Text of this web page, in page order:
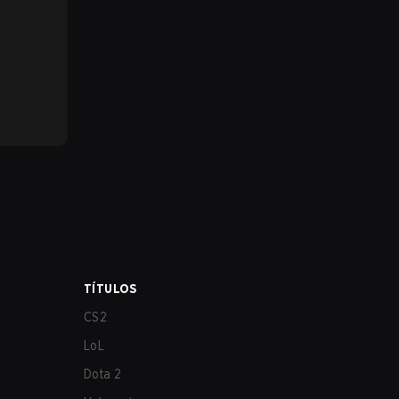
TÍTULOS
CS2
LoL
Dota 2